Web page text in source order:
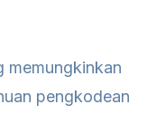
memungkinkan
pengkodean